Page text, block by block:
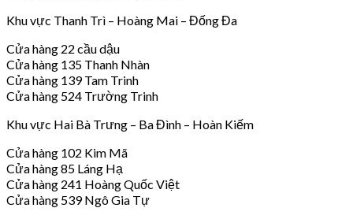
Khu vực Thanh Trì – Hoàng Mai – Đống Đa
Cửa hàng 22 cầu dậu
Cửa hàng 135 Thanh Nhàn
Cửa hàng 139 Tam Trinh
Cửa hàng 524 Trường Trinh
Khu vực Hai Bà Trưng – Ba Đình – Hoàn Kiếm
Cửa hàng 102 Kim Mã
Cửa hàng 85 Láng Hạ
Cửa hàng 241 Hoàng Quốc Việt
Cửa hàng 539 Ngô Gia Tự